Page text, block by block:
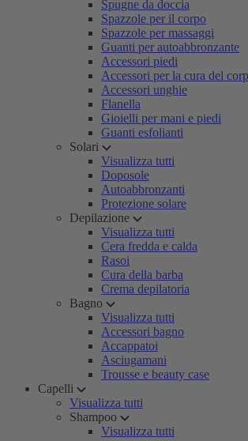
Spugne da doccia
Spazzole per il corpo
Spazzole per massaggi
Guanti per autoabbronzante
Accessori piedi
Accessori per la cura del
Accessori unghie
Flanella
Gioielli per mani e piedi
Guanti esfolianti
Solari
Visualizza tutti
Doposole
Autoabbronzanti
Protezione solare
Depilazione
Visualizza tutti
Cera fredda e calda
Rasoi
Cura della barba
Crema depilatoria
Bagno
Visualizza tutti
Accessori bagno
Accappatoi
Asciugamani
Trousse e beauty case
Capelli
Visualizza tutti
Shampoo
Visualizza tutti